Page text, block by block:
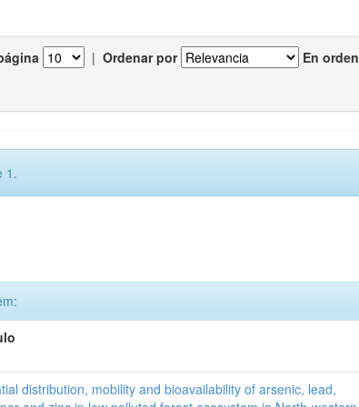
| Ordenar por En orden
1.
distribution, mobility and bioavailability of arsenic, lead,